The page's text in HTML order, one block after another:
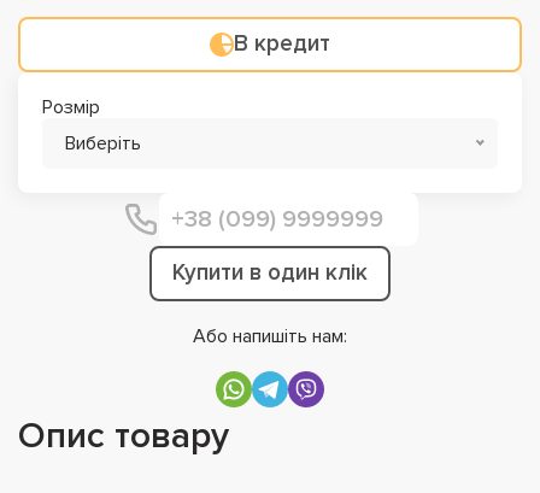
В кредит
Розмір
Виберіть
Купити в один клік
Або напишіть нам:
Опис товару